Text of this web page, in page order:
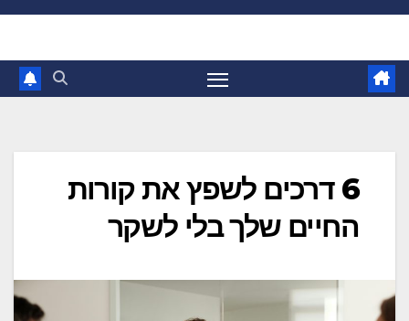
Skip
content
6 דרכים לשפץ את קורות
החיים שלך בלי לשקר